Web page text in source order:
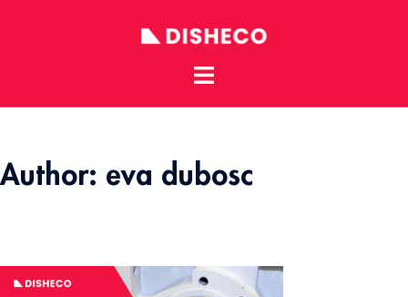
content
Toggle
menu
Author: eva dubosc